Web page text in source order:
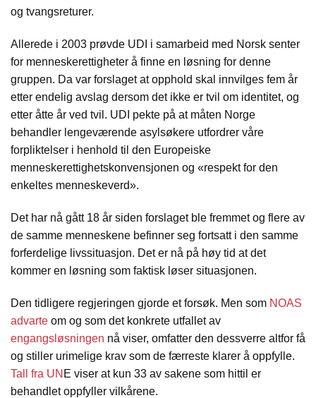
og tvangsreturer.
Allerede i 2003 prøvde UDI i samarbeid med Norsk senter
for menneskerettigheter å finne en løsning for denne
gruppen. Da var forslaget at opphold skal innvilges fem år
etter endelig avslag dersom det ikke er tvil om identitet, og
etter åtte år ved tvil. UDI pekte på at måten Norge
behandler lengeværende asylsøkere utfordrer våre
forpliktelser i henhold til den Europeiske
menneskerettighetskonvensjonen og «respekt for den
enkeltes menneskeverd».
Det har nå gått 18 år siden forslaget ble fremmet og flere av
de samme menneskene befinner seg fortsatt i den samme
forferdelige livssituasjon. Det er nå på høy tid at det
kommer en løsning som faktisk løser situasjonen.
Den tidligere regjeringen gjorde et forsøk. Men som NOAS
advarte om og som det konkrete utfallet av
engangsløsningen nå viser, omfatter den dessverre altfor få
og stiller urimelige krav som de færreste klarer å oppfylle.
Tall fra UN E viser at kun 33 av sakene som hittil er
behandlet oppfyller vilkårene.